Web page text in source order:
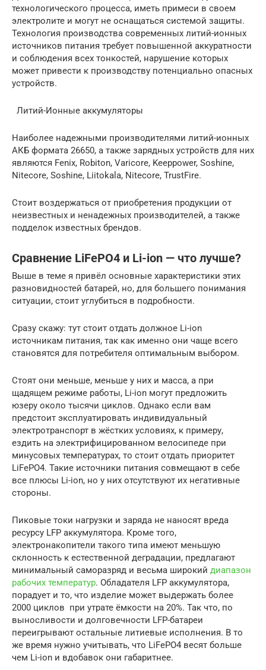
технологического процесса, иметь примеси в своем
электролите и могут не оснащаться системой защиты.
Технология производства современных литий-ионных
источников питания требует повышенной аккуратности
и соблюдения всех тонкостей, нарушение которых
может привести к производству потенциально опасных
устройств.
Литий-Ионные аккумуляторы
Наиболее надежными производителями литий-ионных
АКБ формата 26650, а также зарядных устройств для них
являются Fenix, Robiton, Varicore, Keeppower, Soshine,
Nitecore, Soshine, Liitokala, Nitecore, TrustFire.
Стоит воздержаться от приобретения продукции от
неизвестных и ненадежных производителей, а также
подделок известных брендов.
Сравнение LiFePO4 и Li-ion — что лучше?
Выше в теме я привёл основные характеристики этих
разновидностей батарей, но, для большего понимания
ситуации, стоит углубиться в подробности.
Сразу скажу: тут стоит отдать должное Li-ion
источникам питания, так как именно они чаще всего
становятся для потребителя оптимальным выбором.
Стоят они меньше, меньше у них и масса, а при
щадящем режиме работы, Li-ion могут предложить
юзеру около тысячи циклов. Однако если вам
предстоит эксплуатировать индивидуальный
электротранспорт в жёстких условиях, к примеру,
ездить на электрифицированном велосипеде при
минусовых температурах, то стоит отдать приоритет
LiFePO4. Такие источники питания совмещают в себе
все плюсы Li-ion, но у них отсутствуют их негативные
стороны.
Пиковые токи нагрузки и заряда не наносят вреда
ресурсу LFP аккумулятора. Кроме того,
электронакопители такого типа имеют меньшую
склонность к естественной деградации, предлагают
минимальный саморазряд и весьма широкий диапазон
рабочих температур. Обладателя LFP аккумулятора,
порадует и то, что изделие может выдержать более
2000 циклов при утрате ёмкости на 20%. Так что, по
выносливости и долговечности LFP-батареи
переигрывают остальные литиевые исполнения. В то
же время нужно учитывать, что LiFePO4 весят больше
чем Li-ion и вдобавок они габаритнее.